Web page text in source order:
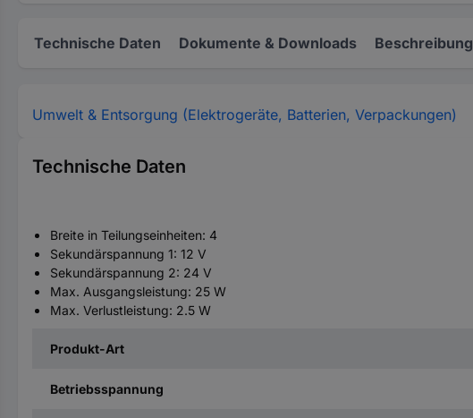
Technische Daten Dokumente & Downloads Beschreibung
Umwelt & Entsorgung (Elektrogeräte, Batterien, Verpackungen)
Technische Daten
Breite in Teilungseinheiten: 4
Sekundärspannung 1: 12 V
Sekundärspannung 2: 24 V
Max. Ausgangsleistung: 25 W
Max. Verlustleistung: 2.5 W
Produkt-Art
Betriebsspannung